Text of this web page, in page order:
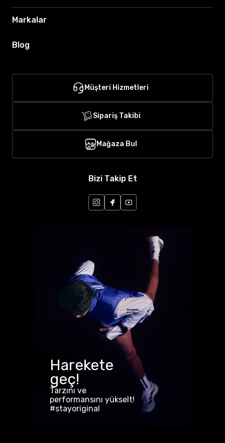
Markalar
Blog
Müşteri Hizmetleri
Sipariş Takibi
Mağaza Bul
Bizi Takip Et
Harekete
geç!
Tarzını ve
performansını yükselt!
#stayoriginal